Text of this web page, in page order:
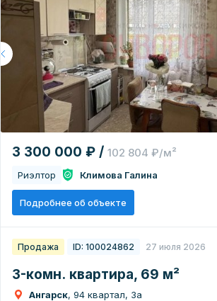
3 300 000 ₽ / 102 804 ₽/м²
Риэлтор Климова Галина
Подробнее об объекте
Продажа ID: 100024862 27 июля 2026
3-комн. квартира, 69 м²
Ангарск, 94 квартал, 3а